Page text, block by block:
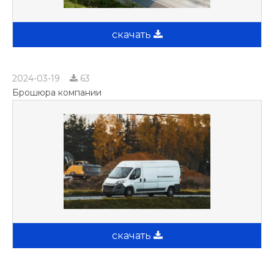
скачать
2024-03-19
63
Брошюра компании
скачать